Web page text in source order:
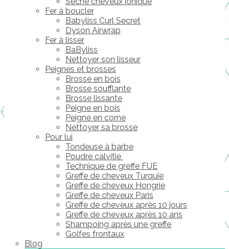
Fer à boucler
Babyliss Curl Secret
Dyson Airwrap
Fer à lisser
BaByliss
Nettoyer son lisseur
Peignes et brosses
Brosse en bois
Brosse soufflante
Brosse lissante
Peigne en bois
Peigne en corne
Nettoyer sa brosse
Pour lui
Tondeuse à barbe
Poudre calvitie
Technique de greffe FUE
Greffe de cheveux Turquie
Greffe de cheveux Hongrie
Greffe de cheveux Paris
Greffe de cheveux après 10 jours
Greffe de cheveux après 10 ans
Shampoing après une greffe
Golfes frontaux
Blog